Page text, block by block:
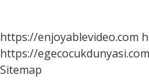
https://enjoyablevideo.com
https://
Sitemap